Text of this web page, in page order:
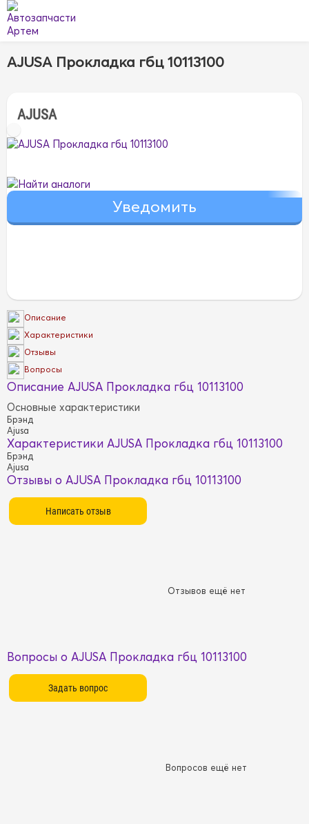
AJUSA Прокладка гбц 10113100
AJUSA
Найти аналоги
Описание
Характеристики
Отзывы
Вопросы
Описание AJUSA Прокладка гбц 10113100
Основные характеристики
Брэнд
Ajusa
Характеристики AJUSA Прокладка гбц 10113100
Брэнд
Ajusa
Отзывы о AJUSA Прокладка гбц 10113100
Отзывов ещё нет
Вопросы о AJUSA Прокладка гбц 10113100
Вопросов ещё нет